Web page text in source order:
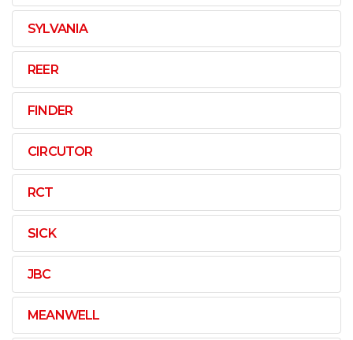
SYLVANIA
REER
FINDER
CIRCUTOR
RCT
SICK
JBC
MEANWELL